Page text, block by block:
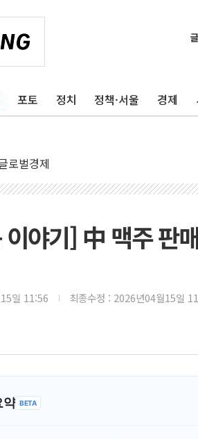
포토 정치 정책·서울 경제
로벌경제
야기] 中 맥주 판
일 11:56 최종수정 : 2026년04월15일
약 BETA